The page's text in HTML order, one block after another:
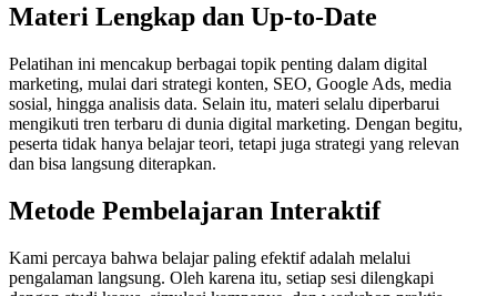
Materi Lengkap dan Up-to-Date
Pelatihan ini mencakup berbagai topik penting dalam digital
marketing, mulai dari strategi konten, SEO, Google Ads, media
sosial, hingga analisis data. Selain itu, materi selalu diperbarui
mengikuti tren terbaru di dunia digital marketing. Dengan begitu,
peserta tidak hanya belajar teori, tetapi juga strategi yang relevan
dan bisa langsung diterapkan.
Metode Pembelajaran Interaktif
Kami percaya bahwa belajar paling efektif adalah melalui
pengalaman langsung. Oleh karena itu, setiap sesi dilengkapi